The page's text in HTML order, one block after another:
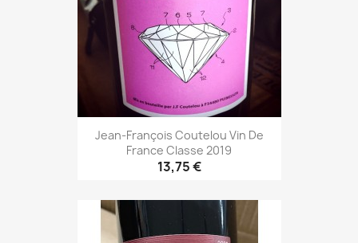
Jean-François Coutelou Vin De
France Classe 2019
13,75 €